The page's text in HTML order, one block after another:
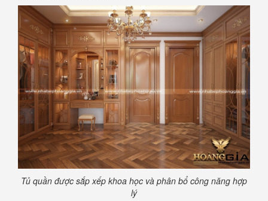
Tủ quần được sắp xếp khoa học và phân bổ công năng hợp
lý